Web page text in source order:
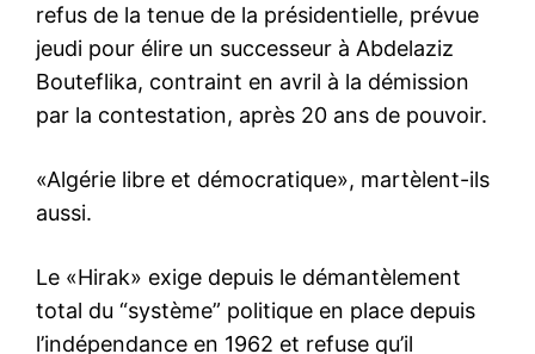
refus de la tenue de la présidentielle, prévue
jeudi pour élire un successeur à Abdelaziz
Bouteflika, contraint en avril à la démission
par la contestation, après 20 ans de pouvoir.
«Algérie libre et démocratique», martèlent-ils
aussi.
Le «Hirak» exige depuis le démantèlement
total du “système” politique en place depuis
l’indépendance en 1962 et refuse qu’il